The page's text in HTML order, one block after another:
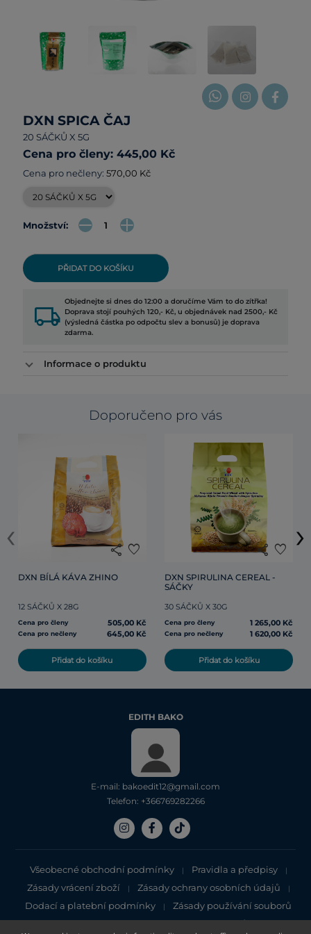
DXN SPICA ČAJ
20 SÁČKŮ X 5G
Cena pro členy: 445,00 Kč
Cena pro nečleny: 570,00 Kč
Množství:
PŘIDAT DO KOŠÍKU
local_shipping Objednejte si dnes do 12:00 a doručíme Vám to do zítřka!
Doprava stojí pouhých 120,- Kč, u objednávek nad 2500,- Kč
(výsledná částka po odpočtu slev a bonusů) je doprava
zdarma.
Informace o produktu
Doporučeno pro vás
share favorite
DXN BÍLÁ KÁVA ZHINO
12 SÁČKŮ X 28G
Cena pro členy 505,00 Kč
Cena pro nečleny 645,00 Kč
Přidat do košíku
share favorite
DXN SPIRULINA CEREAL -
SÁČKY
30 SÁČKŮ X 30G
Cena pro členy 1 265,00 Kč
Cena pro nečleny 1 620,00 Kč
Přidat do košíku
‹ ›
EDITH BAKO
E-mail: bakoedit12@gmail.com
Telefon: +366769282266
Všeobecné obchodní podmínky | Pravidla a předpisy |
Zásady vrácení zboží | Zásady ochrany osobních údajů |
Dodací a platební podmínky |
Zásady používání souborů
cookie
Zásady ochrany osobních údajů